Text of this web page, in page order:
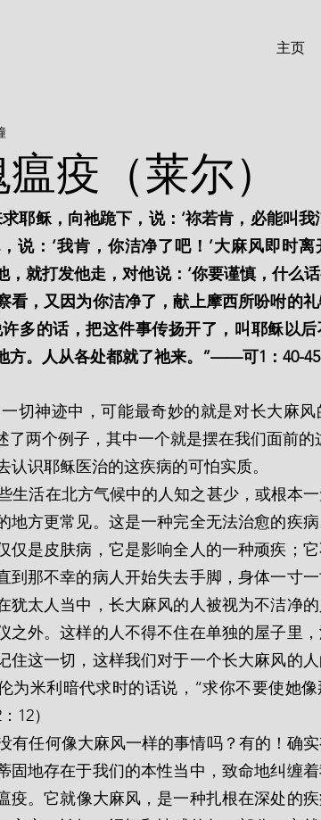
主页
疫（莱尔）
耶稣，向祂跪下，说：‘祢若肯，必能叫我
说：‘我肯，你洁净了吧！’大麻风即时
，就打发他走，对他说：‘你要谨慎，什么
看，又因为你洁净了，献上摩西所吩咐的
多的话，把这件事传扬开了，叫耶稣以
方。人从各处都就了祂来。”——可1：40-45
两个例子，其中一个就是摆在我们面前的
去认识耶稣医治的这疾病的可怕实质。
地方更常见。这是一种完全无法治愈的疾
仅是皮肤病，它是影响全人的一种顽疾；它
到那不幸的病人开始失去手脚，身体一寸
犹太人当中，长大麻风的人被视为不洁净
之外。这样的人不得不住在单独的屋子里
住这一切，这样我们对于一个长大麻风的
为米利暗代求时的话说，“求你不要使她
12）
固地存在于我们的本性当中，致命地纠缠
疫。它就像大麻风，是一种扎根在深处的